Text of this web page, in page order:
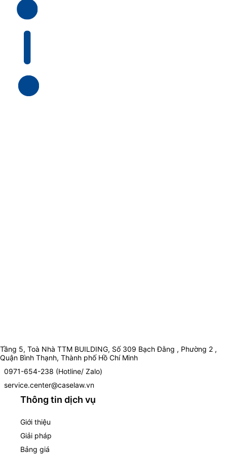
Tầng 5, Toà Nhà TTM BUILDING, Số 309 Bạch Đằng , Phường 2 ,
Quận Bình Thạnh, Thành phố Hồ Chí Minh
0971-654-238 (Hotline/ Zalo)
service.center@caselaw.vn
Thông tin dịch vụ
Giới thiệu
Giải pháp
Bảng giá